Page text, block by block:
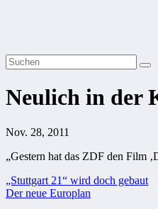
Neulich in der
Nov. 28, 2011
„Gestern hat das ZDF den Film
Beitragsnavigation
„Stuttgart 21“ wird doch gebaut
Der neue Europlan